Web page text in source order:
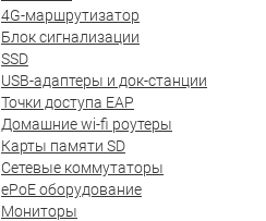
4G-маршрутизатор
Блок сигнализации
SSD
USB-адаптеры и док-станции
Точки доступа EAP
Домашние wi-fi роутеры
Карты памяти SD
Сетевые коммутаторы
ePoE оборудование
Мониторы